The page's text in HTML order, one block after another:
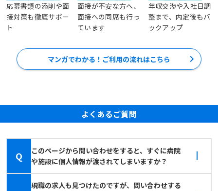
応募書類の添削や面
接対策も徹底サポー
ト
面接が不安な方へ、
面接への同席も行っ
ています
年収交渉や入社日調
整まで、内定後もバ
ックアップ
マンガでわかる！ご利用の流れはこちら
よくあるご質問
Q
このページから問い合わせをすると、すぐに病院
や施設に個人情報が渡されてしまいますか？
現職の求人も見つけたのですが、問い合わせする